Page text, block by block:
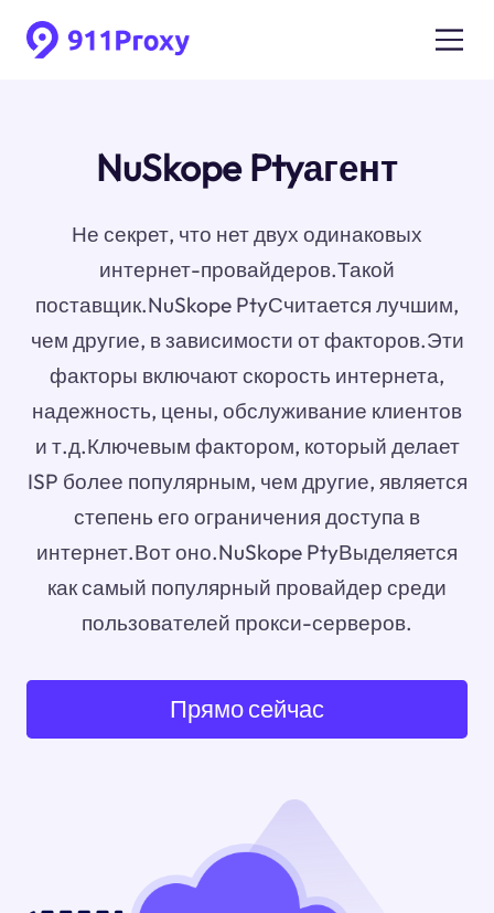
NuSkope Ptyагент
Не секрет, что нет двух одинаковых
интернет-провайдеров.Такой
поставщик.NuSkope PtyСчитается лучшим,
чем другие, в зависимости от факторов.Эти
факторы включают скорость интернета,
надежность, цены, обслуживание клиентов
и т.д.Ключевым фактором, который делает
ISP более популярным, чем другие, является
степень его ограничения доступа в
интернет.Вот оно.NuSkope PtyВыделяется
как самый популярный провайдер среди
пользователей прокси-серверов.
Прямо сейчас